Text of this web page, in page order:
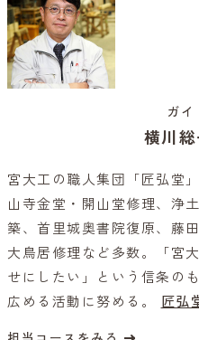
ガイ
横川
宮大工の職人集団「匠弘堂
山寺金堂・開山堂修理、浄
築、首里城奥書院復原、藤
大鳥居修理など多数。「宮
せにしたい」という信条の
広める活動に努める。
匠弘